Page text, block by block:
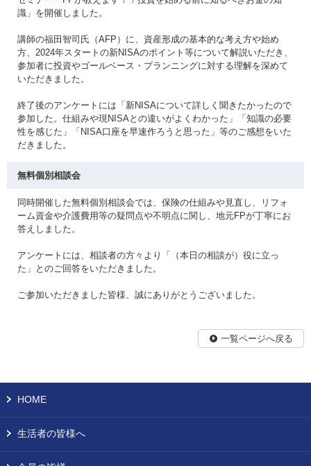
識」を開催しました。
講師の福田智司氏（AFP）に、資産形成の基本的な考え方や始め
方、2024年スタートの新NISAのポイント等について解説いただき、
参加者に投資やゴールベース・プランニングに対する理解を深めて
いただきました。
終了後のアンケートには「新NISAについて詳しく聞きたかったので
参加した。仕組みや現NISAとの違いがよくわかった」「知識の必要
性を感じた」「NISA口座を早速作ろうと思った」等のご感想をいた
だきました。
無料個別相談会
同時開催した無料個別相談会では、保険の仕組みや見直し、リフォ
ーム資金や介護費用等の疑問点や不明点に関し、地元FPが丁寧にお
答えしました。
アンケートには、相談者の方々より「（本日の相談が）役に立っ
た」とのご回答をいただきました。
ご参加いただきました皆様、誠にありがとうございました。
一覧ページへ戻る
HOME
生活者の皆様へ